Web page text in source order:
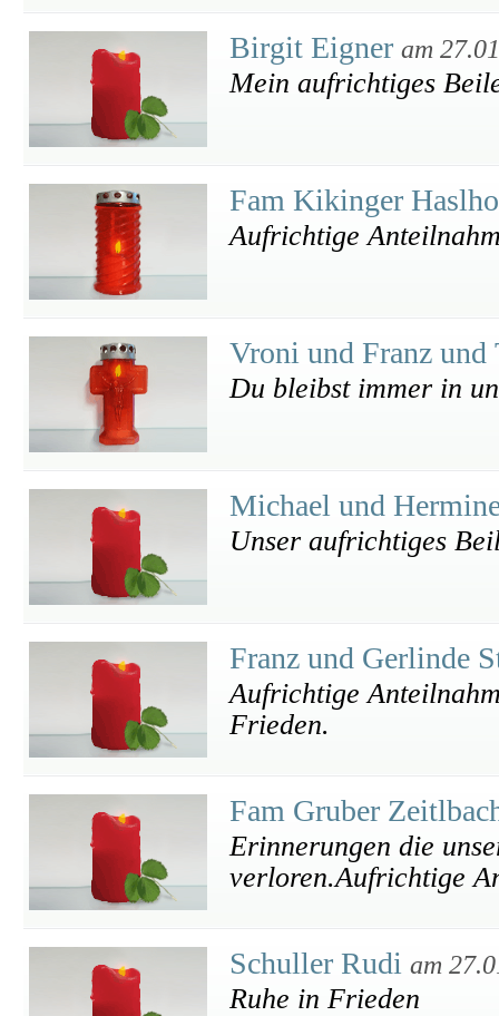
Birgit Eigner am
Mein aufrichtiges
Fam Kikinger
Aufrichtige
Vroni und Franz
Du bleibst immer in
Michael und
Unser aufrichtiges
Franz und Gerlinde
Aufrichtige
Frieden.
Fam Gruber
Erinnerungen die
verloren.Aufrichtige
Schuller Rudi am
Ruhe in Frieden